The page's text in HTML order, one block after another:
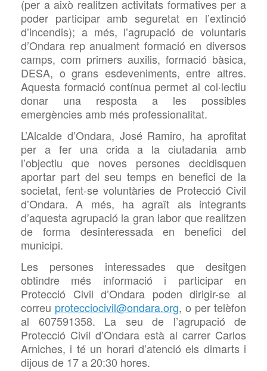
(per a això realitzen activitats formatives per a
poder participar amb seguretat en l’extinció
d’incendis); a més, l’agrupació de voluntaris
d’Ondara rep anualment formació en diversos
camps, com primers auxilis, formació bàsica,
DESA, o grans esdeveniments, entre altres.
Aquesta formació contínua permet al col·lectiu
donar una resposta a les possibles
emergències amb més professionalitat.
L’Alcalde d’Ondara, José Ramiro, ha aprofitat
per a fer una crida a la ciutadania amb
l’objectiu que noves persones decidisquen
aportar part del seu temps en benefici de la
societat, fent-se voluntàries de Protecció Civil
d’Ondara. A més, ha agraït als integrants
d’aquesta agrupació la gran labor que realitzen
de forma desinteressada en benefici del
municipi.
Les persones interessades que desitgen
obtindre més informació i participar en
Protecció Civil d’Ondara poden dirigir-se al
correu protecciocivil@ondara.org, o per telèfon
al 607591358. La seu de l’agrupació de
Protecció Civil d’Ondara està al carrer Carlos
Arniches, i té un horari d’atenció els dimarts i
dijous de 17 a 20:30 hores.